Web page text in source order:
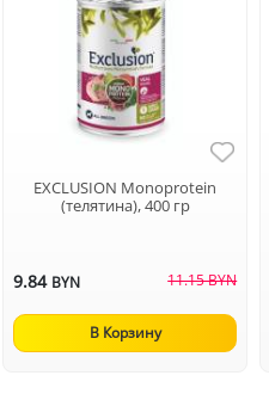
EXCLUSION Monoprotein
(телятина), 400 гр
9.84 BYN 11.15 BYN
В Корзину